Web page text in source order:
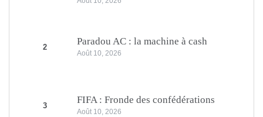
2
Paradou AC : la machine à cash
Août 10, 2026
3
FIFA : Fronde des confédérations
Août 10, 2026